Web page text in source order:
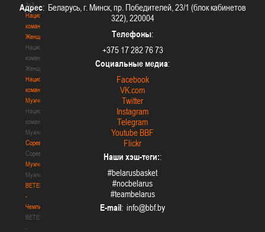
3х3
Национальная
команда.
Женщины
Национальная
команда.
Женщины
Национальная
команда.
Мужчины
Национальная
команда.
Мужчины
Соревнования
Соревнования
Мужчины
Мужчины
BETERA
-
Чемпионат
BETERA
-
Адрес: Беларусь, г. Минск, пр. Победителей, 23/1 (блок кабинетов
322), 220004
Телефоны:
+375 17 282 76 73
Социальные медиа:
Facebook
VK.com
Twitter
Instagram
Telegram
Youtube BBF
Flickr
Наши хэш-теги::
#belarusbasket
#nocbelarus
#teambelarus
E-mail: